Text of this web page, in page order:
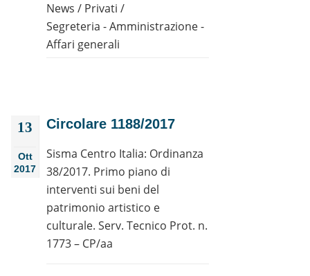
News / Privati /
Segreteria - Amministrazione -
Affari generali
13
Ott
2017
Circolare 1188/2017
Sisma Centro Italia: Ordinanza
38/2017. Primo piano di
interventi sui beni del
patrimonio artistico e
culturale. Serv. Tecnico Prot. n.
1773 – CP/aa